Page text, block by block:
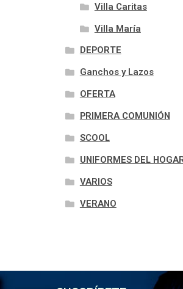
Villa Caritas
Villa María
DEPORTE
Ganchos y Lazos
OFERTA
PRIMERA COMUNIÓN
SCOOL
UNIFORMES DEL
VARIOS
VERANO